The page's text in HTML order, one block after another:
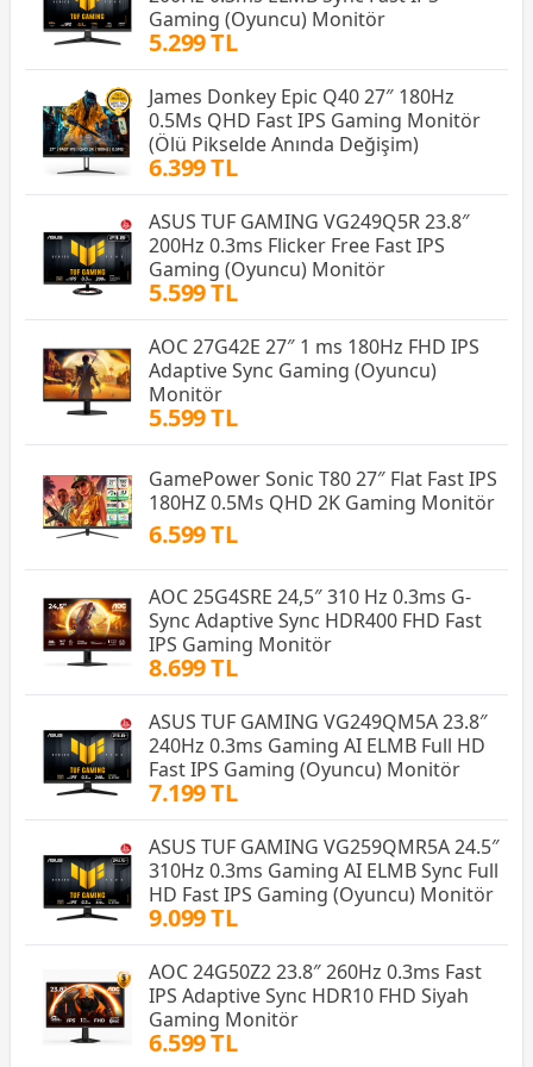
Gaming (Oyuncu) Monitör
5.299 TL
James Donkey Epic Q40 27″ 180Hz
0.5Ms QHD Fast IPS Gaming Monitör
(Ölü Pikselde Anında Değişim)
6.399 TL
ASUS TUF GAMING VG249Q5R 23.8″
200Hz 0.3ms Flicker Free Fast IPS
Gaming (Oyuncu) Monitör
5.599 TL
AOC 27G42E 27″ 1 ms 180Hz FHD IPS
Adaptive Sync Gaming (Oyuncu)
Monitör
5.599 TL
GamePower Sonic T80 27″ Flat Fast IPS
180HZ 0.5Ms QHD 2K Gaming Monitör
6.599 TL
AOC 25G4SRE 24,5″ 310 Hz 0.3ms G-
Sync Adaptive Sync HDR400 FHD Fast
IPS Gaming Monitör
8.699 TL
ASUS TUF GAMING VG249QM5A 23.8″
240Hz 0.3ms Gaming AI ELMB Full HD
Fast IPS Gaming (Oyuncu) Monitör
7.199 TL
ASUS TUF GAMING VG259QMR5A 24.5″
310Hz 0.3ms Gaming AI ELMB Sync Full
HD Fast IPS Gaming (Oyuncu) Monitör
9.099 TL
AOC 24G50Z2 23.8″ 260Hz 0.3ms Fast
IPS Adaptive Sync HDR10 FHD Siyah
Gaming Monitör
6.599 TL